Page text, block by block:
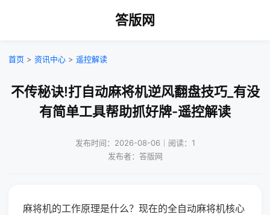
答版网
首页 > 资讯中心 > 遥控解读
不传秘诀!打自动麻将机逆风翻盘技巧_有没
有简单工具帮助抓好牌-遥控解读
发布时间：2026-08-06｜阅读：1
发布者：答版网
麻将机的工作原理是什么？现在的全自动麻将机核心